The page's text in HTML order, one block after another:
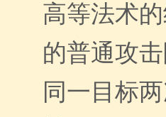
高等法术
的普通攻
同一目标